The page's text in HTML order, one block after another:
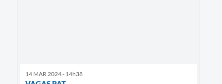
14 MAR 2024 - 14h38